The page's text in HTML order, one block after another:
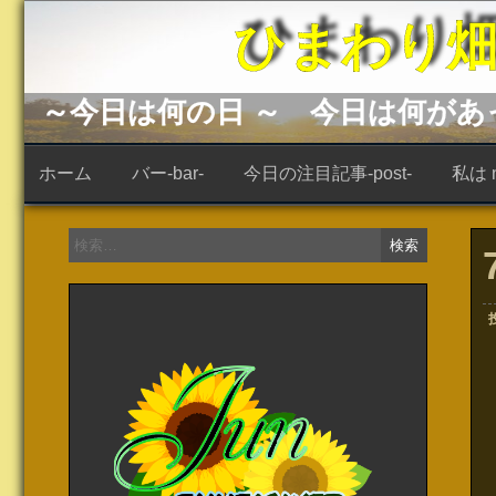
コ
へ
ス
キ
ひまわり
～今日は何の日 ～ 今日は何があ
ホーム バー-bar- 今日の注目記事-post- 私は
検
索: